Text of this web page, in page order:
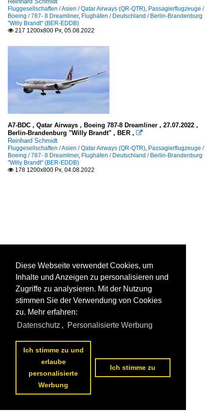
Fluggesellschaften / Asien / Qatar Airways (QR-QTR) Passagierflugzeuge /
Boeing / 787- 8 Dreamliner, Flughäfen / Deutschland / Berlin-Brandenburg
"Willy Brandt" (BER-EDDB)
 217 1200x800 Px, 05.08.2022
A7-BDC , Qatar Airways , Boeing 787-8 Dreamliner , 27.07.2022 ,
Berlin-Brandenburg "Willy Brandt" , BER , 
Reinhard Schmidt
Fluggesellschaften / Asien / Qatar Airways (QR-QTR) Passagierflugzeuge /
Boeing / 787- 8 Dreamliner, Flughäfen / Deutschland / Berlin-Brandenburg
"Willy Brandt" (BER-EDDB)
 178 1200x800 Px, 04.08.2022
Diese Webseite verwendet Cookies, um
Inhalte und Anzeigen zu personalisieren und
Zugriffe zu analysieren. Mit der Nutzung
stimmen Sie der Verwendung von Cookies
zu. Mehr erfahren:
Datenschutz , Personalisierte Werbung
Ich stimme zu und
erlaube
personalisierte
Werbung
Ich stimme zu